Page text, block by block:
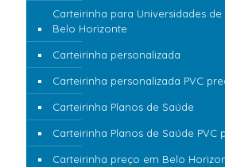
Carteirinha para Universidades de
Belo Horizonte
Carteirinha personalizada
Carteirinha personalizada PVC
Carteirinha Planos de Saúde
Carteirinha Planos de Saúde PVC
Carteirinha preço em Belo